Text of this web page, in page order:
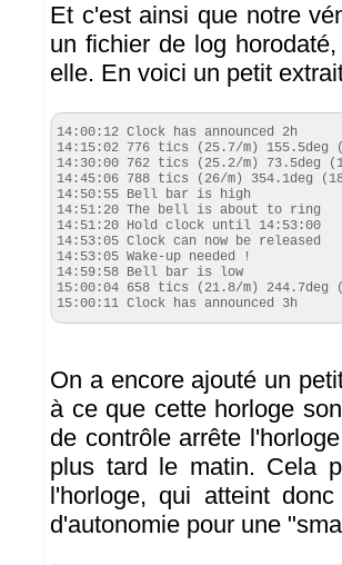
Et c'est ainsi que notre
un fichier de log
elle. En voici un petit
14:00:12 Clock has announced 2h
14:15:02 776 tics (25.7/m) 155.5deg
14:30:00 762 tics (25.2/m) 73.5deg
14:45:06 788 tics (26/m) 354.1deg
14:50:55 Bell bar is high
14:51:20 The bell is about to ring
14:51:20 Hold clock until 14:53:00
14:53:05 Clock can now be released
14:53:05 Wake-up needed !
14:59:58 Bell bar is low
15:00:04 658 tics (21.8/m) 244.7deg
15:00:11 Clock has announced 3h
On a encore ajouté un
à ce que cette horloge
de contrôle arrête
plus tard le matin. Cela
l'horloge, qui atteint
d'autonomie pour une